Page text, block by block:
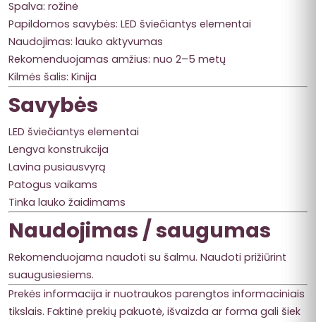
Spalva: rožinė
Papildomos savybės: LED šviečiantys elementai
Naudojimas: lauko aktyvumas
Rekomenduojamas amžius: nuo 2–5 metų
Kilmės šalis: Kinija
Savybės
LED šviečiantys elementai
Lengva konstrukcija
Lavina pusiausvyrą
Patogus vaikams
Tinka lauko žaidimams
Naudojimas / saugumas
Rekomenduojama naudoti su šalmu. Naudoti prižiūrint
suaugusiesiems.
Prekės informacija ir nuotraukos parengtos informaciniais
tikslais. Faktinė prekių pakuotė, išvaizda ar forma gali šiek